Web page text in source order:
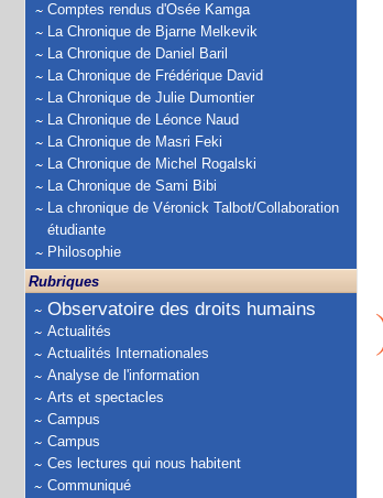
Comptes rendus d'Osée Kamga
La Chronique de Bjarne Melkevik
La Chronique de Daniel Baril
La Chronique de Frédérique David
La Chronique de Julie Dumontier
La Chronique de Léonce Naud
La Chronique de Masri Feki
La Chronique de Michel Rogalski
La Chronique de Sami Bibi
La chronique de Véronick Talbot/Collaboration
étudiante
Philosophie
Rubriques
Observatoire des droits humains
Actualités
Actualités Internationales
Analyse de l'information
Arts et spectacles
Campus
Campus
Ces lectures qui nous habitent
Communiqué